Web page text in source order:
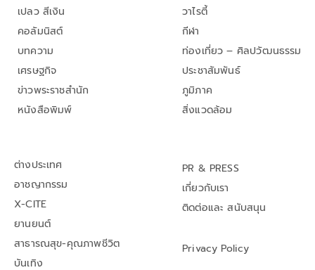
เปลว สีเงิน
คอลัมนิสต์
บทความ
เศรษฐกิจ
ข่าวพระราชสำนัก
หนังสือพิมพ์
วาไรตี้
กีฬา
ท่องเที่ยว – ศิลปวัฒนธรรม
ประชาสัมพันธ์
ภูมิภาค
สิ่งแวดล้อม
ต่างประเทศ
อาชญากรรม
X-CITE
ยานยนต์
สาธารณสุข-คุณภาพชีวิต
บันเทิง
PR & PRESS
เกี่ยวกับเรา
ติดต่อและ สนับสนุน
Privacy Policy